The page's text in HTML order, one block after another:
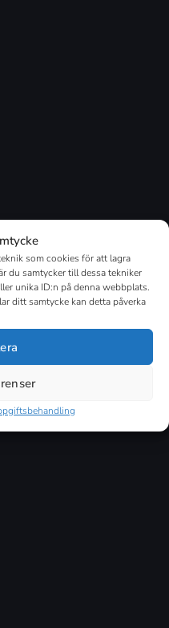
som cookies för att lagra
du samtycker till dessa tekniker
unika ID:n på denna webbplats.
ditt samtycke kan detta påverka